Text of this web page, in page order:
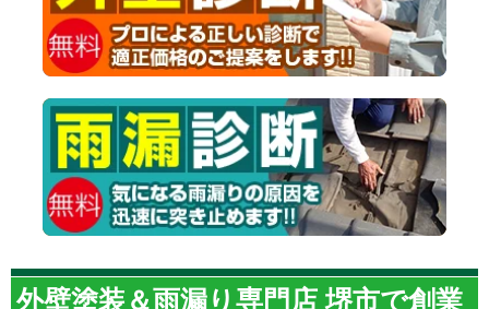
外壁塗装＆雨漏り専門店 堺市で創業